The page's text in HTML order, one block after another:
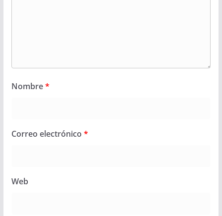
Nombre*
Correo electrónico *
Web